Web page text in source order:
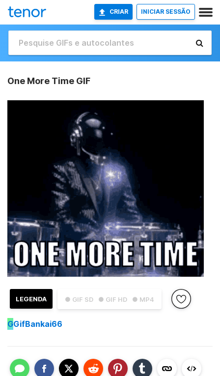
CRIAR INICIAR SESSÃO
One More Time GIF
● GIF SD ● GIF HD ● MP4
LEGENDA
GGifBankai66